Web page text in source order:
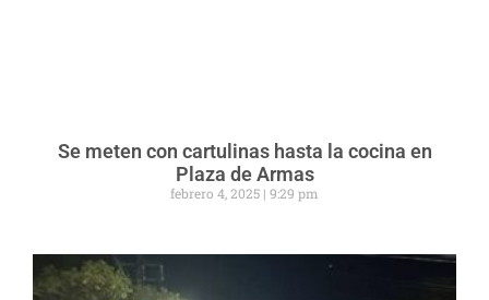
Se meten con cartulinas hasta la cocina en
Plaza de Armas
febrero 4, 2025 9:29 pm